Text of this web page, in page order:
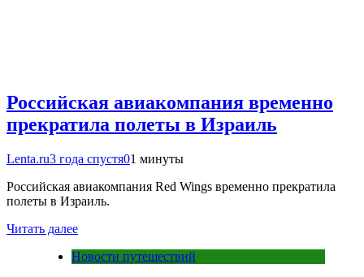
Российская авиакомпания временно
прекратила полеты в Израиль
Lenta.ru3 года спустя01 минуты
Российская авиакомпания Red Wings временно прекратила
полеты в Израиль.
Читать далее
Новости путешествий